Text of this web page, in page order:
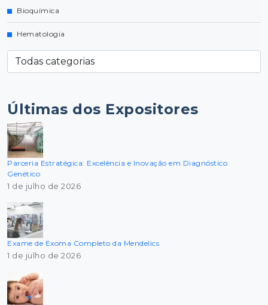
Bioquímica
Hematologia
Últimas dos Expositores
Parceria Estratégica: Excelência e Inovação em Diagnóstico
Genético
1 de julho de 2026
Exame de Exoma Completo da Mendelics
1 de julho de 2026